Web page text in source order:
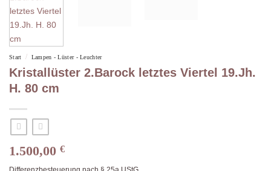
Start / Lampen - Lüster - Leuchter
Kristallüster 2.Barock letztes Viertel 19.Jh.
H. 80 cm
1.500,00 €